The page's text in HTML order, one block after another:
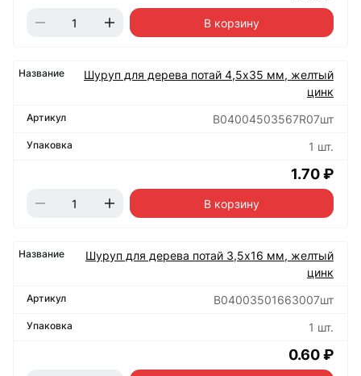
В корзину
Шуруп для дерева потай 4,5х35 мм, желтый
цинк
B04004503567R07шт
1 шт.
1.70 ₽
В корзину
Шуруп для дерева потай 3,5х16 мм, желтый
цинк
B04003501663007шт
1 шт.
0.60 ₽